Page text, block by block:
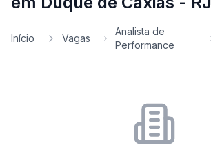
Início Vagas
Analista de
Performance